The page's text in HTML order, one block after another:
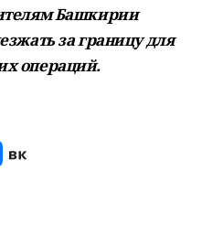
Башкирии
за границу для
операций.